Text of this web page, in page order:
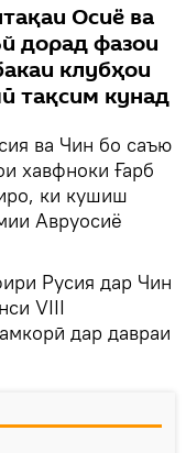
Осиё ва
дорад фазои
клубҳои
тақсим кунад
ва Чин бо саъю
хавфноки Ғарб
ки кушиш
Авруосиё
Русия дар Чин
VIII
дар давраи